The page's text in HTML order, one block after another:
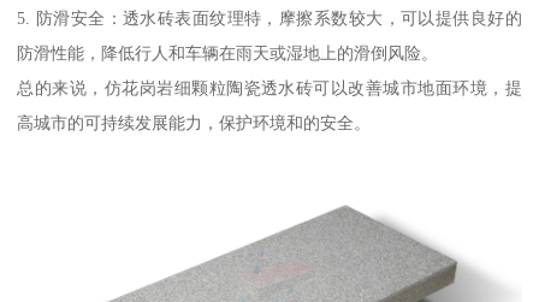
5. 防滑安全：透水砖表面纹理特，摩擦系数较大，可以提供良好的
防滑性能，降低行人和车辆在雨天或湿地上的滑倒风险。
总的来说，仿花岗岩细颗粒陶瓷透水砖可以改善城市地面环境，提
高城市的可持续发展能力，保护环境和的安全。